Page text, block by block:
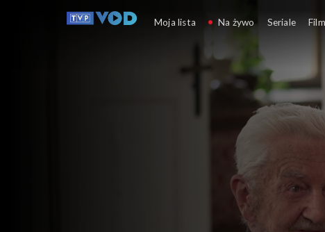
Moja lista Na żywo Seriale